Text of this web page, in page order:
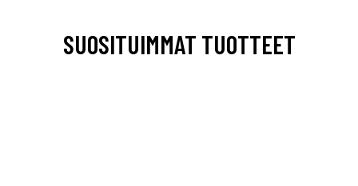
SUOSITUIMMAT TUOTTEET